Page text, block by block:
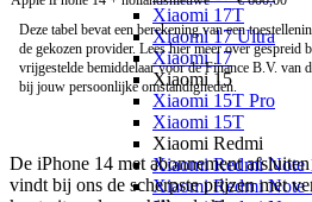
Xiaomi 17T
Xiaomi 17 Ultra
Xiaomi 17
Xiaomi 15
Xiaomi 15T Pro
Xiaomi 15T
Xiaomi Redmi
Xiaomi Redmi Note
Xiaomi Redmi Note
Deze tabel bevat een berekening van een
de gekozen provider. Lees hier meer over gespreid
vrijgestelde bemiddelaar voor de Finance B.V. van
bij jouw persoonlijke omstandigheden.
De iPhone 14 met abonnement
vindt bij ons de scherpste prijzen met